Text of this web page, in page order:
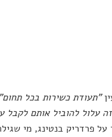
"תעודת כשירות בכל תחום"
עלול להוביל אותם לקבל
פרדריק בנטינג, מי